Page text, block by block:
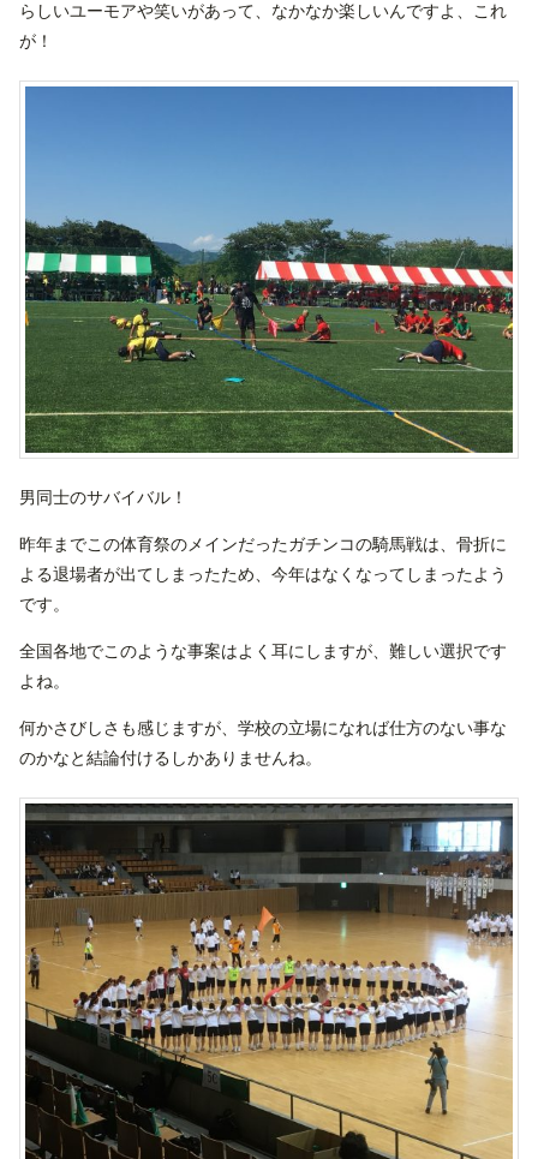
らしいユーモアや笑いがあって、なかなか楽しいんですよ、これ
が！
男同士のサバイバル！
昨年までこの体育祭のメインだったガチンコの騎馬戦は、骨折に
よる退場者が出てしまったため、今年はなくなってしまったよう
です。
全国各地でこのような事案はよく耳にしますが、難しい選択です
よね。
何かさびしさも感じますが、学校の立場になれば仕方のない事な
のかなと結論付けるしかありませんね。